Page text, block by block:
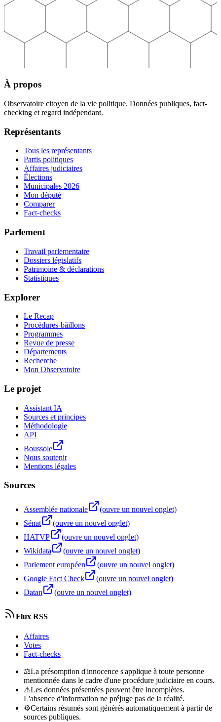
À propos
Observatoire citoyen de la vie politique. Données publiques, fact-
checking et regard indépendant.
Représentants
Tous les représentants
Partis politiques
Affaires judiciaires
Élections
Municipales 2026
Mon député
Comparer
Fact-checks
Parlement
Travail parlementaire
Dossiers législatifs
Patrimoine & déclarations
Statistiques
Explorer
Le Recap
Procédures-bâillons
Programmes
Revue de presse
Départements
Recherche
Mon Observatoire
Le projet
Assistant IA
Sources et principes
Méthodologie
API
Boussole
Nous soutenir
Mentions légales
Sources
Assemblée nationale
(ouvre un nouvel onglet)
Sénat
(ouvre un nouvel onglet)
HATVP
(ouvre un nouvel onglet)
Wikidata
(ouvre un nouvel onglet)
Parlement européen
(ouvre un nouvel onglet)
Google Fact Check
(ouvre un nouvel onglet)
Datan
(ouvre un nouvel onglet)
Flux RSS
Affaires
Votes
Fact-checks
⚖La présomption d'innocence s'applique à toute personne
mentionnée dans le cadre d'une procédure judiciaire en cours.
⚠Les données présentées peuvent être incomplètes.
L'absence d'information ne préjuge pas de la réalité.
⚙Certains résumés sont générés automatiquement à partir de
sources publiques.